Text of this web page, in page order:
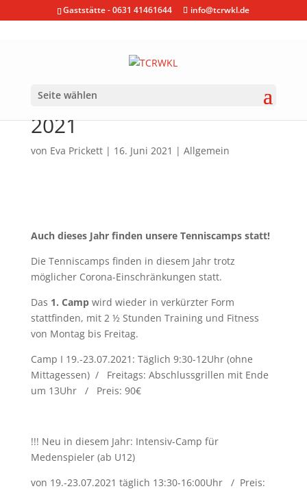
Gaststätte - 0631 41461644 info@tcrwkl.de
Seite wählen
Tenniscamp TCRWKL
2021
von Eva Prickett| 16. Juni 2021 | Allgemein
Auch dieses Jahr finden unsere Tenniscamps statt!
Die Tenniscamps finden in diesem Jahr trotz
möglicher Corona-Einschränkungen statt.
Das 1. Campwird wieder in verkürzter Form
stattfinden, mit 2 ½ Stunden Training und Fitness
von Montag bis Freitag.
Camp I 19.-23.07.2021: Täglich 9:30-12Uhr (ohne
Mittagessen) / Freitags: Abschlussgrillen mit Ende
um 13Uhr / Preis: 90€
!!! Neu in diesem Jahr: Intensiv-Camp für
Medenspieler (ab U12)
von 19.-23.07.2021 täglich 13:30-16:00Uhr / Preis: